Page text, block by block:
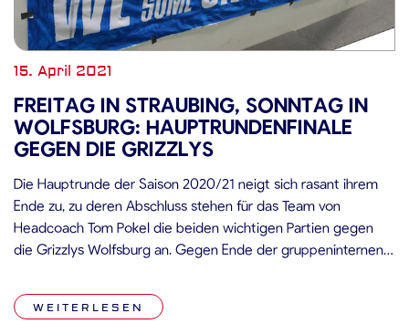
15. April 2021
FREITAG IN STRAUBING, SONNTAG IN
WOLFSBURG: HAUPTRUNDENFINALE
GEGEN DIE GRIZZLYS
Die Hauptrunde der Saison 2020/21 neigt sich rasant ihrem
Ende zu, zu deren Abschluss stehen für das Team von
Headcoach Tom Pokel die beiden wichtigen Partien gegen
die Grizzlys Wolfsburg an. Gegen Ende der gruppeninternen
Saisonphase sprach manches Medium in der Autostadt noch
von einer Krise bei den […]
WEITERLESEN